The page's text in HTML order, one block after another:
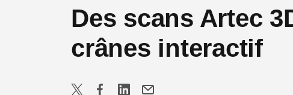
Des scans Artec
crânes interactif